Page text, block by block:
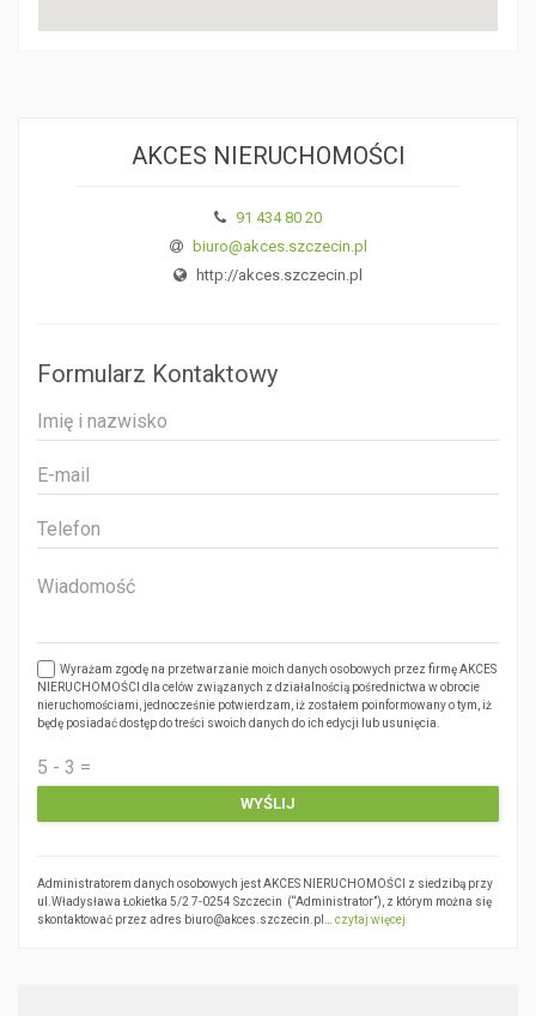
AKCES NIERUCHOMOŚCI
91 434 80 20
biuro@akces.szczecin.pl
http://akces.szczecin.pl
Formularz Kontaktowy
Wyrażam zgodę na przetwarzanie moich danych osobowych przez firmę AKCES
NIERUCHOMOŚCI dla celów związanych z działalnością pośrednictwa w obrocie
nieruchomościami, jednocześnie potwierdzam, iż zostałem poinformowany o tym, iż
będę posiadać dostęp do treści swoich danych do ich edycji lub usunięcia.
Administratorem danych osobowych jest AKCES NIERUCHOMOŚCI z siedzibą przy
ul.Władysława Łokietka 5/2 7-0254 Szczecin (“Administrator”), z którym można się
skontaktować przez adres biuro@akces.szczecin.pl… czytaj więcej